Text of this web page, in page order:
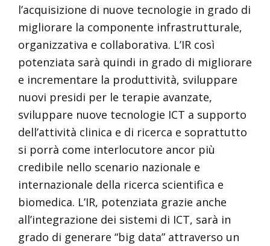
l’acquisizione di nuove tecnologie in grado di
migliorare la componente infrastrutturale,
organizzativa e collaborativa. L’IR così
potenziata sarà quindi in grado di migliorare
e incrementare la produttività, sviluppare
nuovi presidi per le terapie avanzate,
sviluppare nuove tecnologie ICT a supporto
dell’attività clinica e di ricerca e soprattutto
si porrà come interlocutore ancor più
credibile nello scenario nazionale e
internazionale della ricerca scientifica e
biomedica. L’IR, potenziata grazie anche
all’integrazione dei sistemi di ICT, sarà in
grado di generare “big data” attraverso un